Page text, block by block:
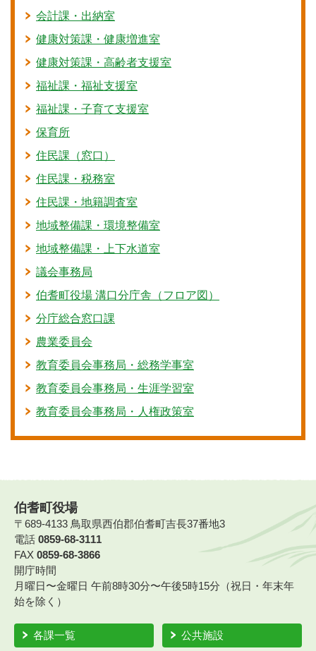
会計課・出納室
健康対策課・健康増進室
健康対策課・高齢者支援室
福祉課・福祉支援室
福祉課・子育て支援室
保育所
住民課（窓口）
住民課・税務室
住民課・地籍調査室
地域整備課・環境整備室
地域整備課・上下水道室
議会事務局
伯耆町役場 溝口分庁舎（フロア図）
分庁総合窓口課
農業委員会
教育委員会事務局・総務学事室
教育委員会事務局・生涯学習室
教育委員会事務局・人権政策室
伯耆町役場
〒689-4133 鳥取県西伯郡伯耆町吉長37番地3
電話 0859-68-3111
FAX 0859-68-3866
開庁時間
月曜日〜金曜日 午前8時30分〜午後5時15分（祝日・年末年
始を除く）
各課一覧 公共施設